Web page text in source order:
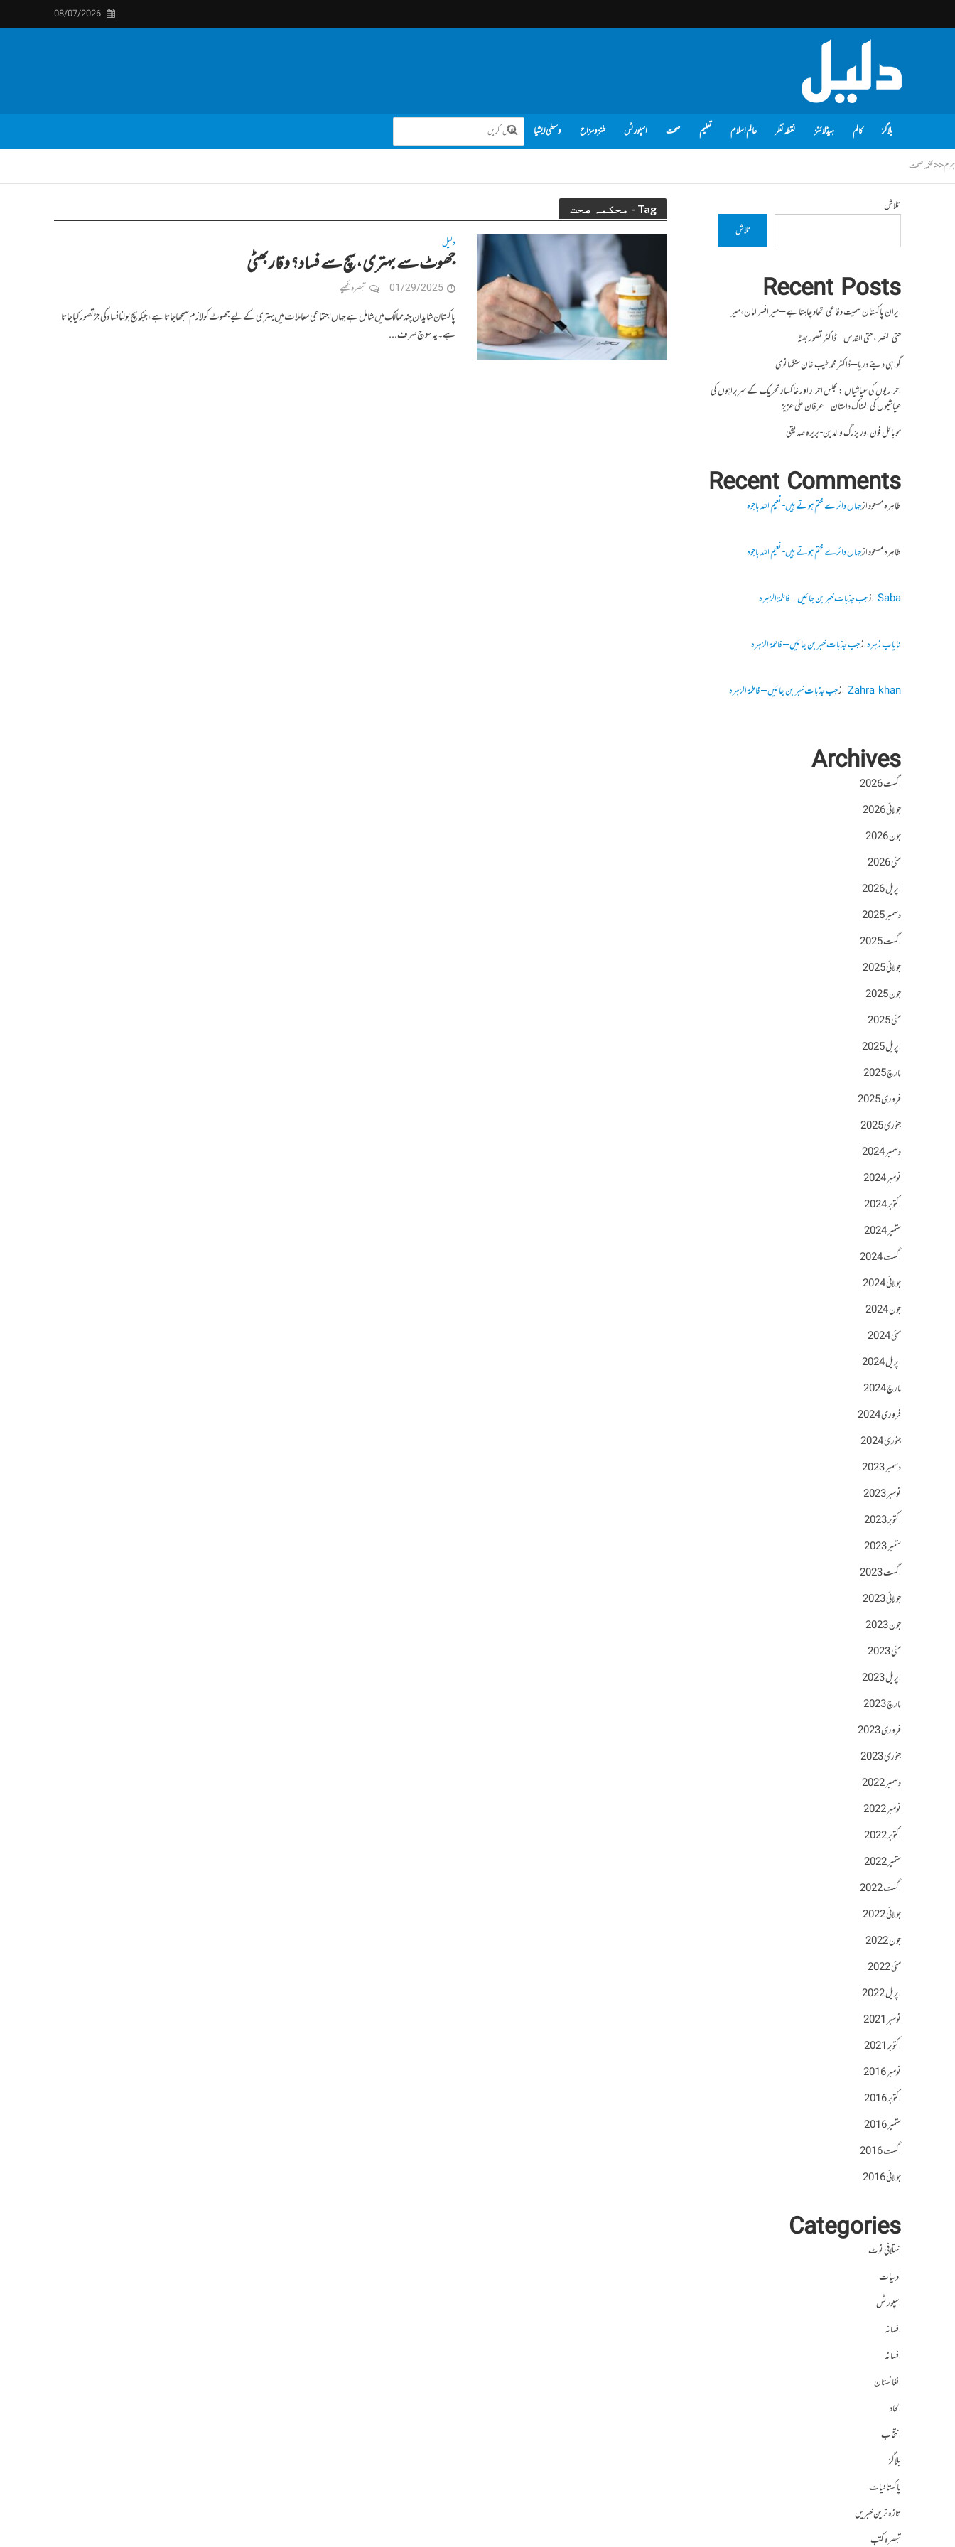
08/07/2026
بلاگز کالم ہیڈلائنز نقطہ نظر عالم اسلام تعلیم صحت اسپورٹس طنز و مزاح وسطی ایشیا
ہوم<<محکمہ صحت
Tag - محکمہ صحت
دلیل
جھوٹ سے بہتری، سچ سے فساد؟ وقاربھٹی
01/29/2025 تبصرہ لکھیے
پاکستان شاید ان چند ممالک میں شامل ہے جہاں اجتماعی معاملات میں بہتری کے لیے جھوٹ کو لازم سمجھا جاتا ہے، جبکہ سچ بولنا فساد کی جڑ تصور کیا جاتا
ہے۔ یہ سوچ صرف...
تلاش
تلاش
Recent Posts
ایران پاکستان سمیت دفاعی اتحاد چاہتا ہے – میر افسر امان،میر
حتی النصر ، حتی القدس – ڈاکٹر تصور بھٹہ
گواہی دیتے دریا – ڈاکٹر محمد طیب خان سنگھانوی
احراریوں کی عیاشیاں : مجلس احرار اور خاکسار تحریک کے سربراہوں کی
عیاشیوں کی المناک داستان – عرفان علی عزیز
موبائل فون اور بزرگ والدین- بریرہ صدیقی
Recent Comments
طاہرہ مسعودازجہاں دائرے ختم ہوتے ہیں- نعیم اللہ باجوہ
طاہرہ مسعودازجہاں دائرے ختم ہوتے ہیں- نعیم اللہ باجوہ
Sabaازجب جذبات خبر بن جائیں – فاطمۃالزہرہ
نایاب زہرہازجب جذبات خبر بن جائیں – فاطمۃالزہرہ
Zahra khanازجب جذبات خبر بن جائیں – فاطمۃالزہرہ
Archives
اگست 2026
جولائی 2026
جون 2026
مئی 2026
اپریل 2026
دسمبر 2025
اگست 2025
جولائی 2025
جون 2025
مئی 2025
اپریل 2025
مارچ 2025
فروری 2025
جنوری 2025
دسمبر 2024
نومبر 2024
اکتوبر 2024
ستمبر 2024
اگست 2024
جولائی 2024
جون 2024
مئی 2024
اپریل 2024
مارچ 2024
فروری 2024
جنوری 2024
دسمبر 2023
نومبر 2023
اکتوبر 2023
ستمبر 2023
اگست 2023
جولائی 2023
جون 2023
مئی 2023
اپریل 2023
مارچ 2023
فروری 2023
جنوری 2023
دسمبر 2022
نومبر 2022
اکتوبر 2022
ستمبر 2022
اگست 2022
جولائی 2022
جون 2022
مئی 2022
اپریل 2022
نومبر 2021
اکتوبر 2021
نومبر 2016
اکتوبر 2016
ستمبر 2016
اگست 2016
جولائی 2016
Categories
اختلافی نوٹ
ادبیات
اسپورٹس
افسانہ
افسانہ
افغانستان
الحاد
انتخاب
بلاگز
پاکستانیات
تازہ ترین خبریں
تبصرہ کتب